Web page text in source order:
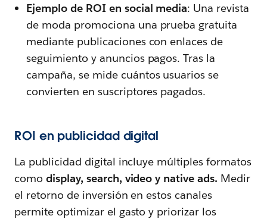
Ejemplo de ROI en social media: Una revista
de moda promociona una prueba gratuita
mediante publicaciones con enlaces de
seguimiento y anuncios pagos. Tras la
campaña, se mide cuántos usuarios se
convierten en suscriptores pagados.
ROI en publicidad digital
La publicidad digital incluye múltiples formatos
como display, search, video y native ads. Medir
el retorno de inversión en estos canales
permite optimizar el gasto y priorizar los